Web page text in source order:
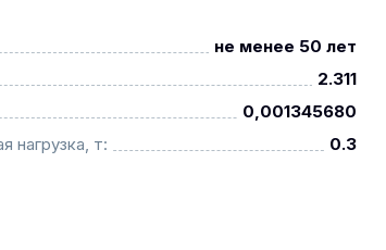
не менее 50 лет
2.311
0,001345680
нагрузка, т:
0.3